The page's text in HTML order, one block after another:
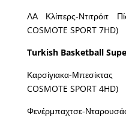
ΛΑ Κλίπερς-Ντιτρόιτ
COSMOTE SPORT 7HD)
Turkish Basketball
Καρσίγιακα-
COSMOTE SPORT 4HD)
Φενέρμπαχτσε-